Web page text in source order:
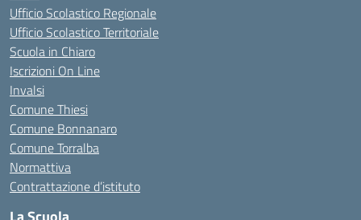
Ufficio Scolastico Regionale
Ufficio Scolastico Territoriale
Scuola in Chiaro
Iscrizioni On Line
Invalsi
Comune Thiesi
Comune Bonnanaro
Comune Torralba
Normattiva
Contrattazione d’istituto